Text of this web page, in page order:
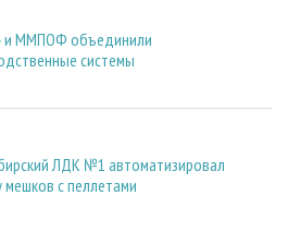
и ММПОФ объединили
системы
ЛДК №1 автоматизировал
мешков с пеллетами